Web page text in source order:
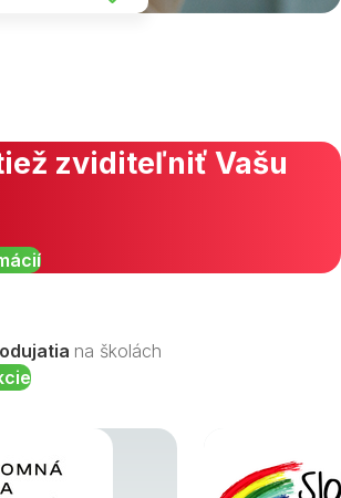
odbory »
zviditeľniť Vašu
na školách